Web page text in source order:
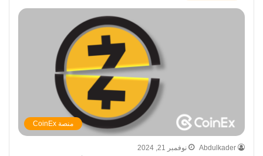
منصة CoinEx
Abdulkader نوفمبر 21, 2024